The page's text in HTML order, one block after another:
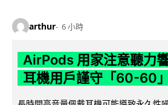
arthur 6 小時
AirPods 用家注意聽力
耳機用戶謹守「60-60